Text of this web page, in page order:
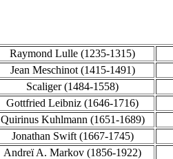
Raymond Lulle (1235-1315)
Jean Meschinot (1415-1491)
Scaliger (1484-1558)
Gottfried Leibniz (1646-1716)
Quirinus Kuhlmann (1651-1689)
Jonathan Swift (1667-1745)
Andreï A. Markov (1856-1922)